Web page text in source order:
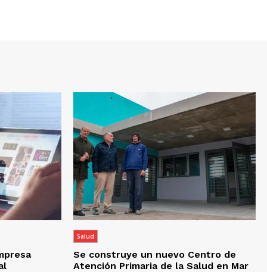
Salud
Se construye un nuevo Centro de
Atención Primaria de la Salud en Mar